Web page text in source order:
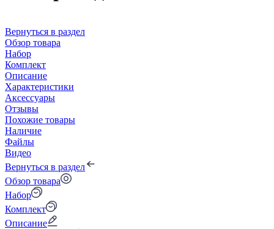
Вернуться в раздел
Обзор товара
Набор
Комплект
Описание
Характеристики
Аксессуары
Отзывы
Похожие товары
Наличие
Файлы
Видео
Вернуться в раздел
Обзор товара
Набор
Комплект
Описание